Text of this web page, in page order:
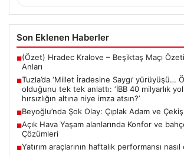
Son Eklenen Haberler
■(Özet) Hradec Kralove – Beşiktaş Maçı
Anları
■Tuzla’da ‘Millet İradesine Saygı’ yürüyüşü…
olduğunu tek tek anlattı: ‘İBB 40 milyarlık
hırsızlığın altına niye imza atsın?’
■Beyoğlu’nda Şok Olay: Çıplak Adam ve
■Açık Hava Yaşam alanlarında Konfor ve
Çözümleri
■Yatırım araçlarının haftalık performansı nasıl